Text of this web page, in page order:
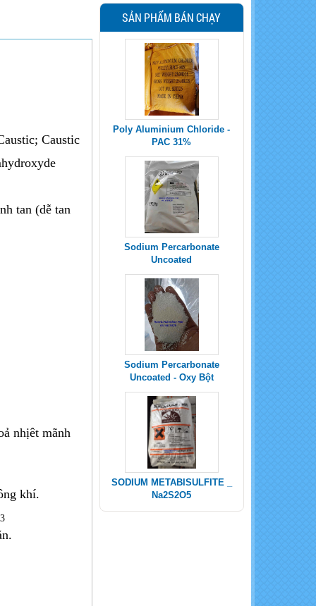
Caustic
tan (dễ tan
nhịêt mãnh
khí.
3
SẢN PHẨM BÁN CHẠY
Poly Aluminium Chloride -
PAC 31%
Sodium Percarbonate
Uncoated
Sodium Percarbonate
Uncoated - Oxy Bột
SODIUM METABISULFITE _
Na2S2O5